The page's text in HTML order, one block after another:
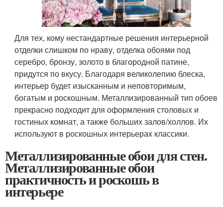
Для тех, кому нестандартные решения интерьерной
отделки слишком по нраву, отделка обоями под
серебро, бронзу, золото в благородной патине,
придутся по вкусу. Благодаря великолепию блеска,
интерьер будет изысканным и неповторимым,
богатым и роскошным. Металлизированный тип обоев
прекрасно подходит для оформления столовых и
гостиных комнат, а также больших залов/холлов. Их
используют в роскошных интерьерах классики.
Металлизированные обои для стен.
Металлизированные обои
практичность и роскошь в
интерьере